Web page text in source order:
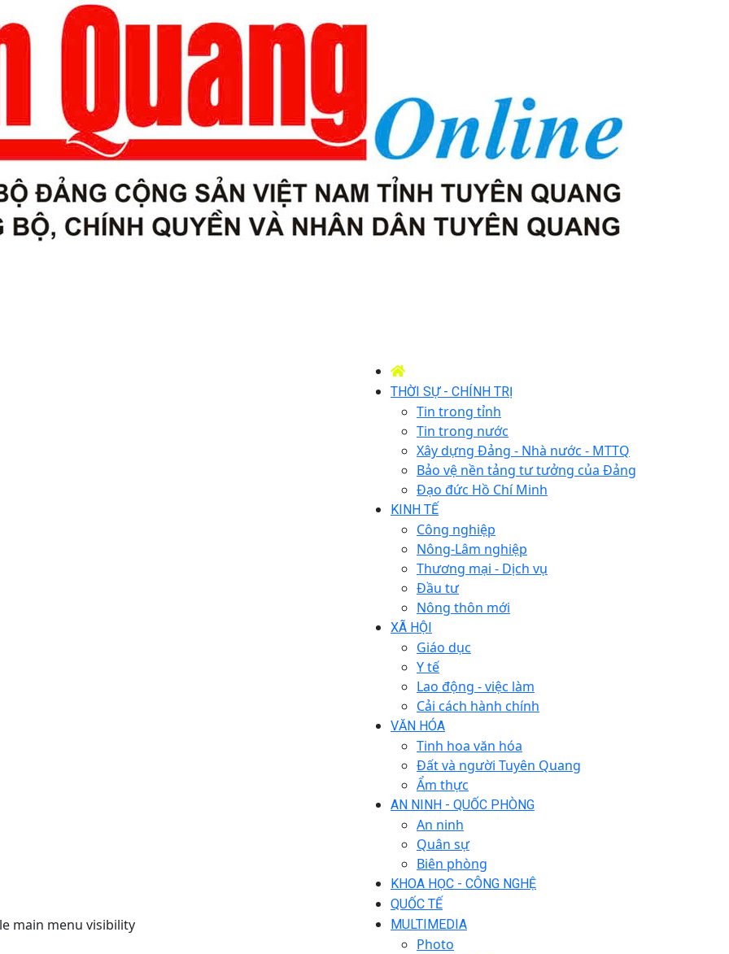
main menu visibility
THỜI SỰ - CHÍNH TRỊ
Tin trong tỉnh
Tin trong nước
Xây dựng Đảng - Nhà nước - MTTQ
Bảo vệ nền tảng tư tưởng của Đảng
Đạo đức Hồ Chí Minh
KINH TẾ
Công nghiệp
Nông-Lâm nghiệp
Thương mại - Dịch vụ
Đầu tư
Nông thôn mới
XÃ HỘI
Giáo dục
Y tế
Lao động - việc làm
Cải cách hành chính
VĂN HÓA
Tinh hoa văn hóa
Đất và người Tuyên Quang
Ẩm thực
AN NINH - QUỐC PHÒNG
An ninh
Quân sự
Biên phòng
KHOA HỌC - CÔNG NGHỆ
QUỐC TẾ
MULTIMEDIA
Photo